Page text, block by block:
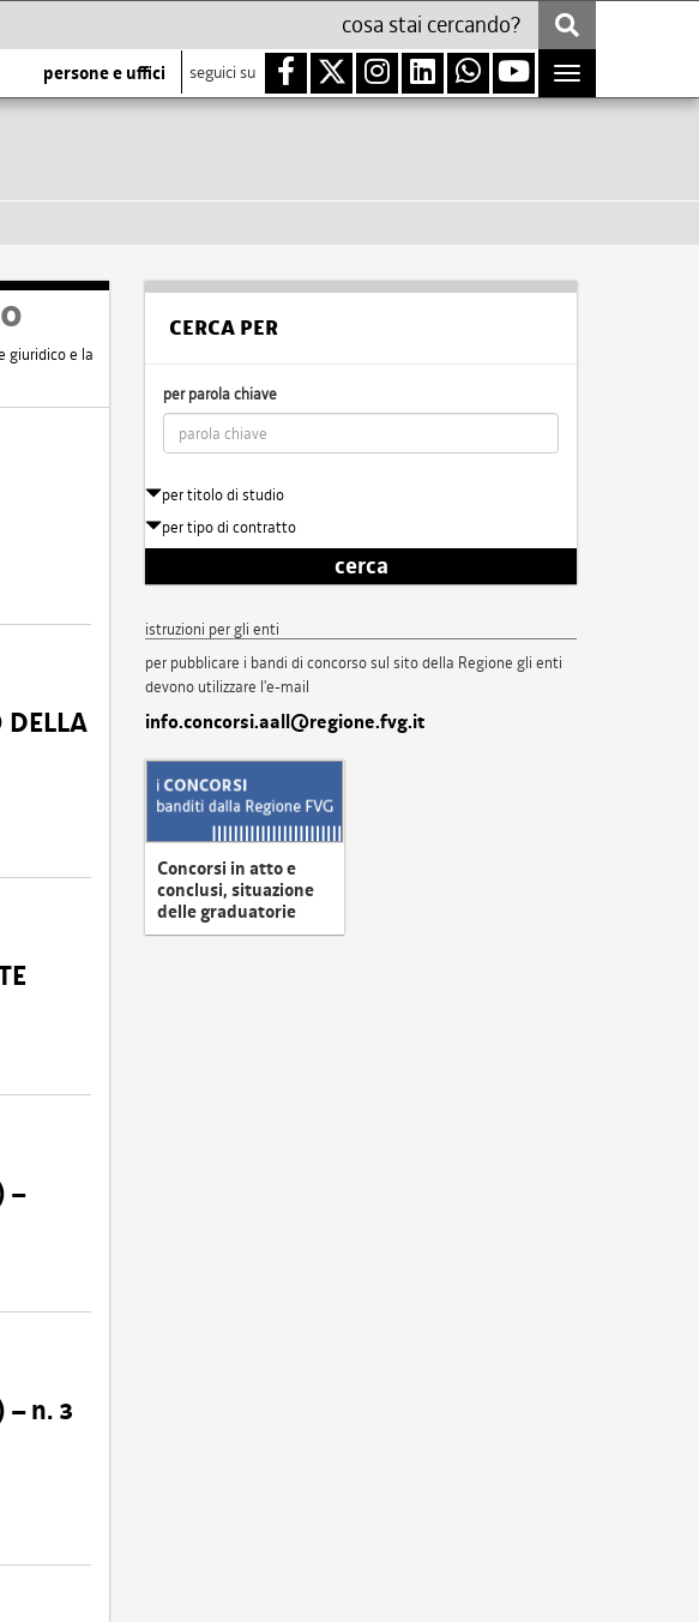
persone e uffici seguici su
Toggle
navigation
giuridico e la
–
n. 3
CERCA PER
per parola chiave
per titolo di studio
per tipo di contratto
cerca
istruzioni per gli enti
per pubblicare i bandi di concorso sul sito della Regione gli enti
devono utilizzare l'e-mail
info.concorsi.aall@regione.fvg.it
Concorsi in atto e
conclusi, situazione
delle graduatorie